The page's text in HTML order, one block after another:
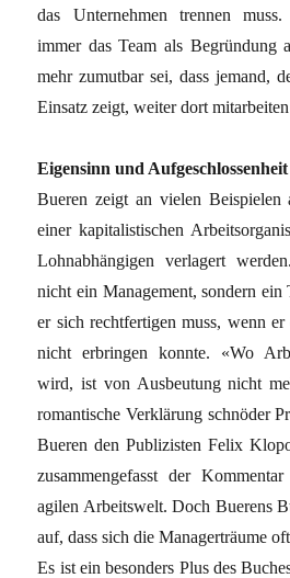
das Unternehmen trennen
immer das Team als Begründung
mehr zumutbar sei, dass jemand,
Einsatz zeigt, weiter dort
Eigensinn und Aufgeschlossenheit
Bueren zeigt an vielen
einer kapitalistischen
Lohnabhängigen verlagert
nicht ein Management, sondern
er sich rechtfertigen muss, wenn
nicht erbringen konnte. «Wo
wird, ist von Ausbeutung nicht
romantische Verklärung schnöder
Bueren den Publizisten Felix
zusammengefasst der
agilen Arbeitswelt. Doch Buerens
auf, dass sich die Managerträume
Es ist ein besonders Plus des